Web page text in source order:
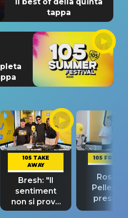
tappa
105 TAKE
AWAY
Bresh: "Il
sentiment
non si prova
fino alla notte
105
Rosario
“Così